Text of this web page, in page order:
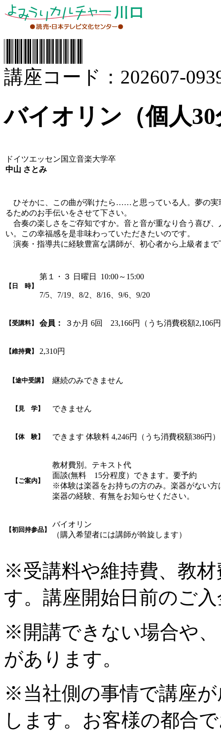
講座コード：202607-
バイオリン（個人
ドイツエッセン国立音楽大学卒
中山 さとみ
ひそかに、この曲が弾けたら……と思っている人。夢の実
るためのお手伝いをさせて下さい。
合奏の楽しさをご存知ですか。音と音が重なり合う喜び、
い。この幸福感を是非味わっていただきたいのです。
演奏・指導共に経験豊富な講師が、初心者から上級者まで
【日 時】
第１・３ 日曜日 10:00～15:00
7/5、7/19、8/2、8/16、9/6、9/20
【受講料】 会員： ３か月 6回 23,166円（うち消費税額2,106
【維持費】 2,310円
【途中受講】 継続のみできません
【見 学】 できません
【体 験】 できます 体験料 4,246円（うち消費税額386
【ご案内】
教材費別。テキスト代
面談(無料 15分程度）できます。要予約
※体験は楽器をお持ちの方のみ。楽器がない方
楽器の経験、有無をお知らせください。
【初回持参品】
バイオリン
（購入希望者には講師が斡旋します）
※受講料や維持費、教
す。講座開始日前のご
※開講できない場合や
があります。
※当社側の事情で講座
します。お客様の都合